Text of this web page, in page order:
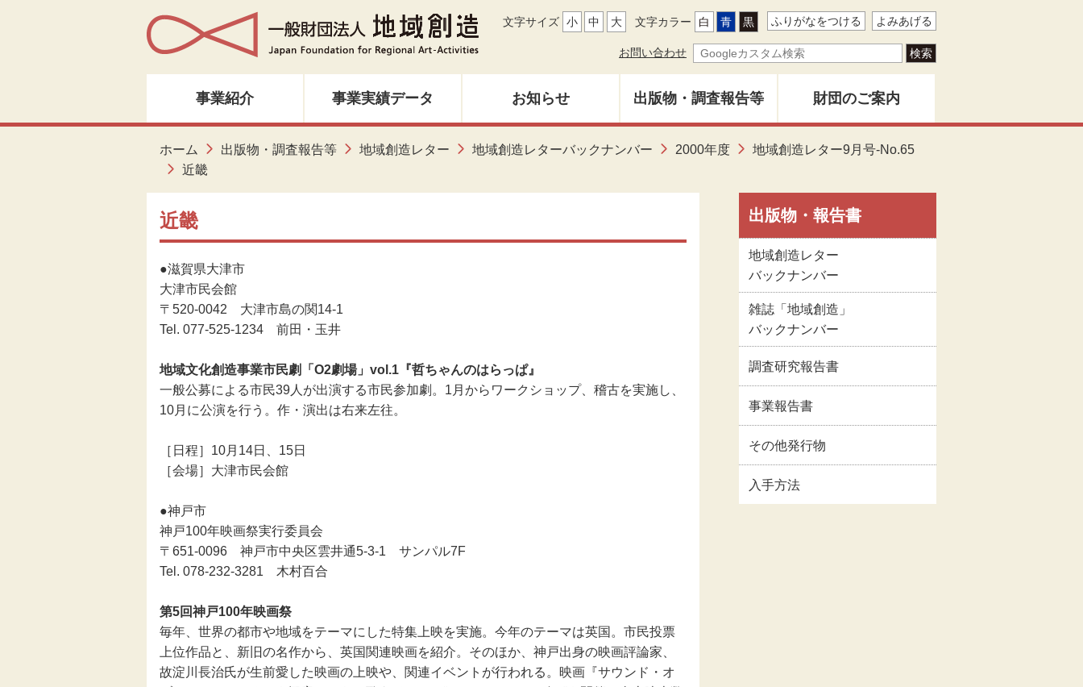
文字サイズ 小 中 大 文字カラー 白 青 黒 ふりがなをつける よみあげる
お問い合わせ
事業紹介
人材育成・研修
ダンス
演劇
創造ネットワーク
伝統芸能
フェスティバル
地域創造大賞
事業実績データ お知らせ
募集中
出版物・調査報告等
地域創造レター
雑誌「地域創造」
調査研究報告書
新型コロナウイルス
感染症関連情報
東日本大震災関連情
財団のご案内
地域創造とは
財団事業のあゆみ
関係者名簿
事業報告書・事業計
画書等
ホーム 出版物・調査報告等 地域創造レター 地域創造レターバックナンバー 2000年度
地域創造レター9月号-No.65
近畿
近畿
●滋賀県大津市
大津市民会館
〒520-0042 大津市島の関14-1
Tel. 077-525-1234 前田・玉井
地域文化創造事業市民劇「O2劇場」vol.1『哲ちゃんのはらっぱ』
一般公募による市民39人が出演する市民参加劇。1月からワークショップ、稽古を実施し、
10月に公演を行う。作・演出は右来左往。
［日程］10月14日、15日
［会場］大津市民会館
●神戸市
神戸100年映画祭実行委員会
〒651-0096 神戸市中央区雲井通5-3-1 サンパル7F
Tel. 078-232-3281 木村百合
第5回神戸100年映画祭
毎年、世界の都市や地域をテーマにした特集上映を実施。今年のテーマは英国。市民投票
上位作品と、新旧の名作から、英国関連映画を紹介。そのほか、神戸出身の映画評論家、
故淀川長治氏が生前愛した映画の上映や、関連イベントが行われる。映画『サウンド・オ
出版物・報告書
地域創造レター
バックナンバー
雑誌「地域創造」
バックナンバー
調査研究報告書
事業報告書
その他発行物
入手方法